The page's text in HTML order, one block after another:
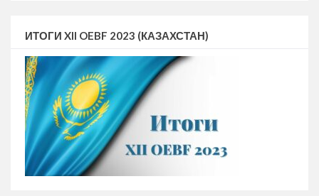
ИТОГИ XII OEBF 2023 (КАЗАХСТАН)